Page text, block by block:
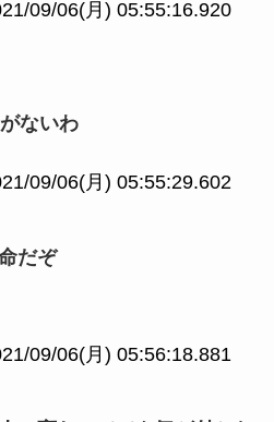
09/06(月) 05:55:16.920
ないわ
09/06(月) 05:55:29.602
だぞ
09/06(月) 05:56:18.881